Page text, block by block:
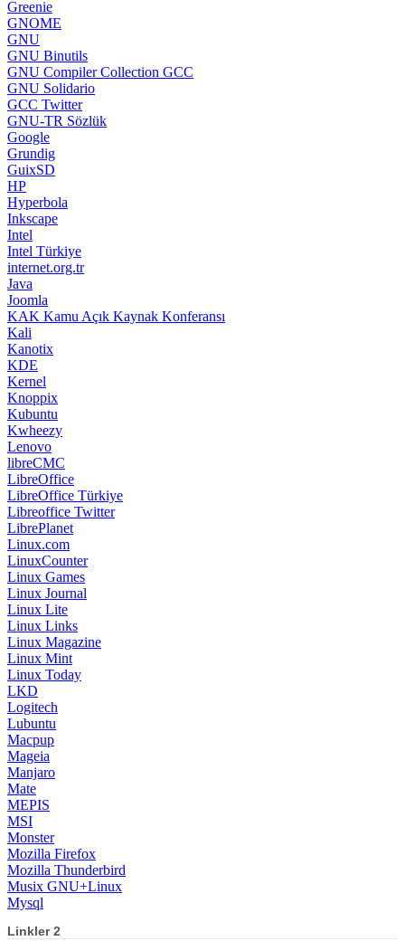
Greenie
GNOME
GNU
GNU Binutils
GNU Compiler Collection GCC
GNU Solidario
GCC Twitter
GNU-TR Sözlük
Google
Grundig
GuixSD
HP
Hyperbola
Inkscape
Intel
Intel Türkiye
internet.org.tr
Java
Joomla
KAK Kamu Açık Kaynak Konferansı
Kali
Kanotix
KDE
Kernel
Knoppix
Kubuntu
Kwheezy
Lenovo
libreCMC
LibreOffice
LibreOffice Türkiye
Libreoffice Twitter
LibrePlanet
Linux.com
LinuxCounter
Linux Games
Linux Journal
Linux Lite
Linux Links
Linux Magazine
Linux Mint
Linux Today
LKD
Logitech
Lubuntu
Macpup
Mageia
Manjaro
Mate
MEPIS
MSI
Monster
Mozilla Firefox
Mozilla Thunderbird
Musix GNU+Linux
Mysql
Linkler 2